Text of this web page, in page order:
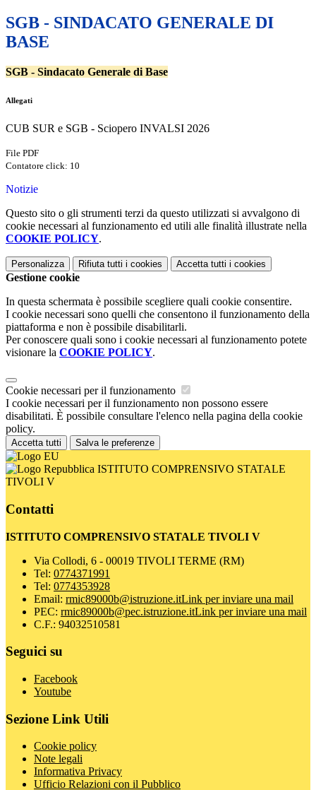
SGB - SINDACATO GENERALE DI
BASE
SGB - Sindacato Generale di Base
Allegati
CUB SUR e SGB - Sciopero INVALSI 2026
File PDF
Contatore click: 10
Notizie
Questo sito o gli strumenti terzi da questo utilizzati si avvalgono di
cookie necessari al funzionamento ed utili alle finalità illustrate nella
COOKIE POLICY.
Personalizza Rifiuta tutti i cookies Accetta tutti i cookies
Gestione cookie
In questa schermata è possibile scegliere quali cookie consentire.
I cookie necessari sono quelli che consentono il funzionamento della
piattaforma e non è possibile disabilitarli.
Per conoscere quali sono i cookie necessari al funzionamento potete
visionare la COOKIE POLICY.
Cookie necessari per il funzionamento
I cookie necessari per il funzionamento non possono essere
disabilitati. È possibile consultare l'elenco nella pagina della cookie
policy.
Accetta tutti Salva le preferenze
ISTITUTO COMPRENSIVO STATALE
TIVOLI V
Contatti
ISTITUTO COMPRENSIVO STATALE TIVOLI V
Via Collodi, 6 - 00019 TIVOLI TERME (RM)
Tel: 0774371991
Tel: 0774353928
Email: rmic89000b@istruzione.itLink per inviare una mail
PEC: rmic89000b@pec.istruzione.itLink per inviare una mail
C.F.: 94032510581
Seguici su
Facebook
Youtube
Sezione Link Utili
Cookie policy
Note legali
Informativa Privacy
Ufficio Relazioni con il Pubblico